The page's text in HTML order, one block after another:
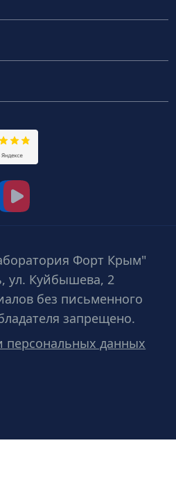
Форт Крым"
ул. Куйбышева, 2
без письменного
запрещено.
персональных данных